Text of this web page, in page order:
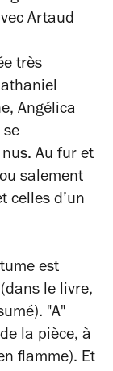
Artaud
très
Angélica
se
Au fur et
salement
celles d’un
est
le livre,
"A"
la pièce, à
flamme). Et